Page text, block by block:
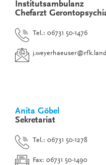
Institutsambulanz
Chefarzt
Tel.: 06731 50-1476
j.weyerhaeuser@
Anita Göbel
Sekretariat
Tel.: 06731 50-1278
Fax: 06731 50-1490